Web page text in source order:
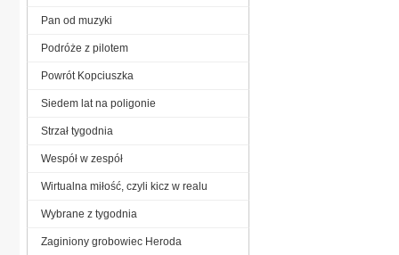
Pan od muzyki
Podróże z pilotem
Powrót Kopciuszka
Siedem lat na poligonie
Strzał tygodnia
Wespół w zespół
Wirtualna miłość, czyli kicz w realu
Wybrane z tygodnia
Zaginiony grobowiec Heroda